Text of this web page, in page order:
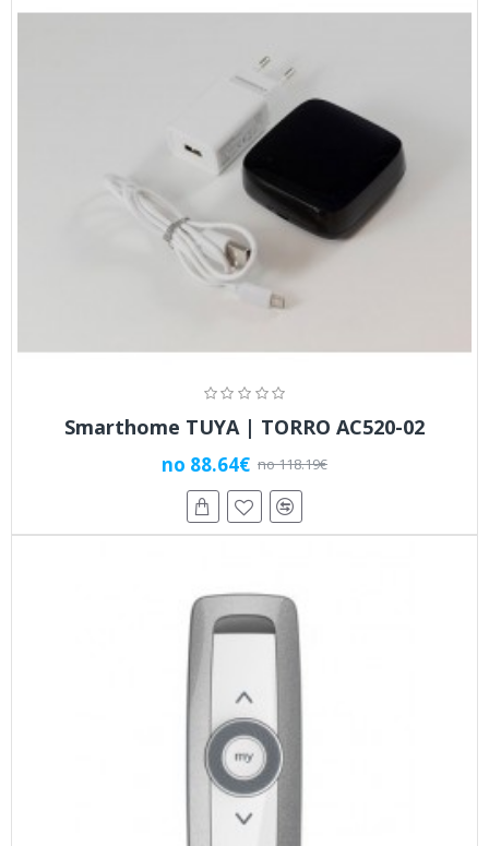
Smarthome TUYA | TORRO AC520-02
no 88.64€ no 118.19€